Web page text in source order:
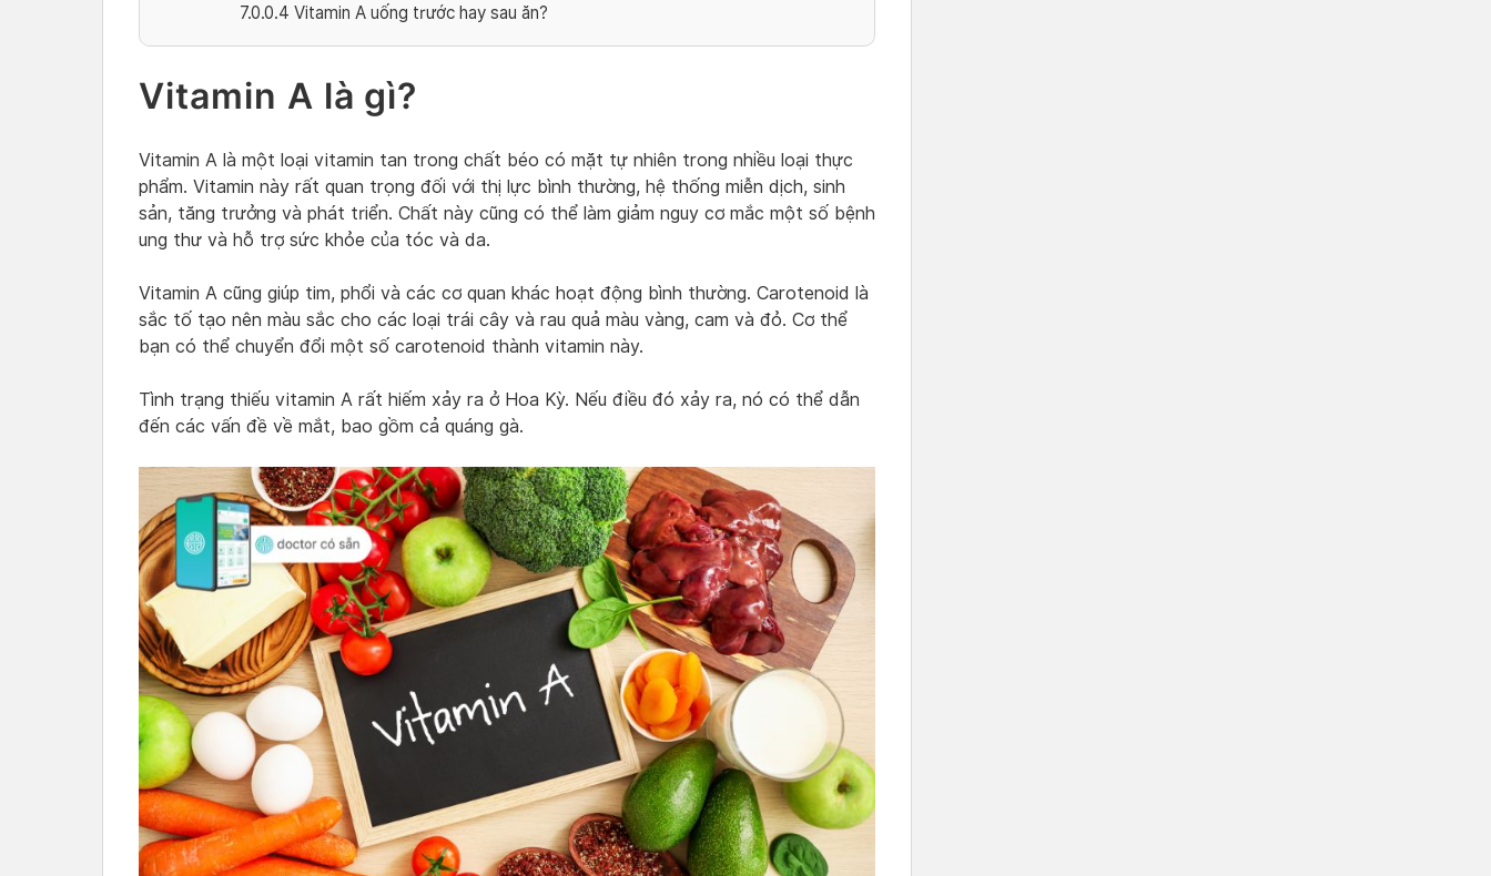
7.0.0.4 Vitamin A uống trước hay sau ăn?
Vitamin A là gì?
Vitamin A là một loại vitamin tan trong chất béo có mặt tự nhiên trong nhiều loại thực
phẩm. Vitamin này rất quan trọng đối với thị lực bình thường, hệ thống miễn dịch, sinh
sản, tăng trưởng và phát triển. Chất này cũng có thể làm giảm nguy cơ mắc một số bệnh
ung thư và hỗ trợ sức khỏe của tóc và da.
Vitamin A cũng giúp tim, phổi và các cơ quan khác hoạt động bình thường. Carotenoid là
sắc tố tạo nên màu sắc cho các loại trái cây và rau quả màu vàng, cam và đỏ. Cơ thể
bạn có thể chuyển đổi một số carotenoid thành vitamin này.
Tình trạng thiếu vitamin A rất hiếm xảy ra ở Hoa Kỳ. Nếu điều đó xảy ra, nó có thể dẫn
đến các vấn đề về mắt, bao gồm cả quáng gà.